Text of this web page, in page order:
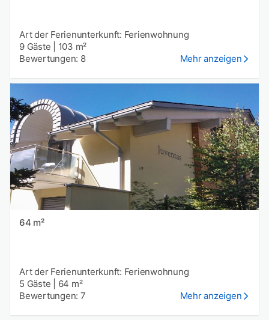
Art der Ferienunterkunft: Ferienwohnung
9 Gäste
103 m²
Bewertungen: 8
Mehr anzeigen
64 m²
Art der Ferienunterkunft: Ferienwohnung
5 Gäste
64 m²
Bewertungen: 7
Mehr anzeigen